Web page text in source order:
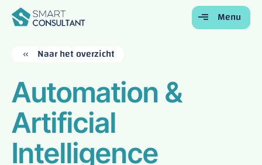
Menu
Home
Voor Bedrijven
Voor Studenten
Over Ons
Terug
Onze Diensten
Terug
Terug
Terug
Terug
Naar het overzicht
Automation &
Artificial
Intelligence